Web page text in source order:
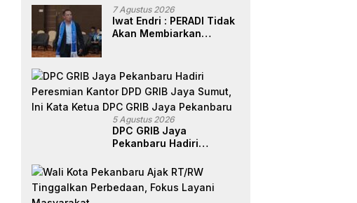
7 Agustus 2026
Iwat Endri : PERADI Tidak
Akan Membiarkan
Advokat Adalah Marwah
Penegak Hukum
5 Agustus 2026
DPC GRIB Jaya
Pekanbaru Hadiri
GRIB Jaya Sumut, Ini
Kata Ketua DPC GRIB
Jaya Pekanbaru